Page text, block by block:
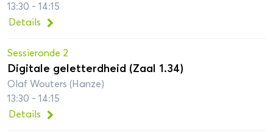
13:30 - 14:15
Details
Sessieronde 2
Digitale geletterdheid (Zaal 1.34)
Olaf Wouters (Hanze)
13:30 - 14:15
Details